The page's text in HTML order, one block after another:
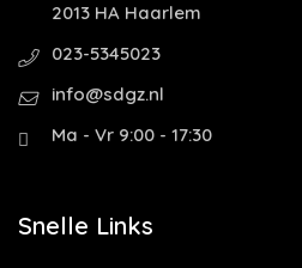
2013 HA Haarlem
023-5345023
info@sdgz.nl
Ma - Vr 9:00 - 17:30
Snelle Links